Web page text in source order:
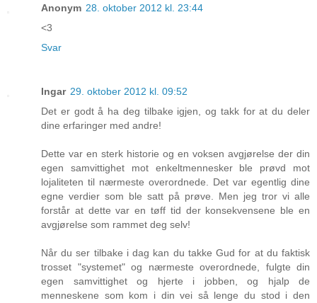
Anonym 28. oktober 2012 kl. 23:44
<3
Svar
Ingar 29. oktober 2012 kl. 09:52
Det er godt å ha deg tilbake igjen, og takk for at du deler
dine erfaringer med andre!
Dette var en sterk historie og en voksen avgjørelse der din
egen samvittighet mot enkeltmennesker ble prøvd mot
lojaliteten til nærmeste overordnede. Det var egentlig dine
egne verdier som ble satt på prøve. Men jeg tror vi alle
forstår at dette var en tøff tid der konsekvensene ble en
avgjørelse som rammet deg selv!
Når du ser tilbake i dag kan du takke Gud for at du faktisk
trosset "systemet" og nærmeste overordnede, fulgte din
egen samvittighet og hjerte i jobben, og hjalp de
menneskene som kom i din vei så lenge du stod i den